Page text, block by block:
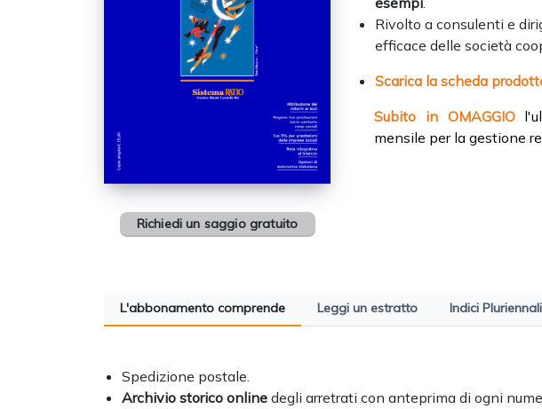
Richiedi un saggio gratuito
Rivolto a consulenti e
efficace delle società
Scarica la scheda
Subito in OMAGGIO
mensile per la gestione
L'abbonamento comprende Leggi un estratto Indici Pluriennali
Spedizione postale.
Archivio storico online degli arretrati con anteprima di ogni